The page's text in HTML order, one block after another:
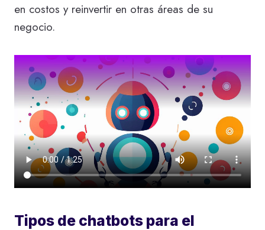
en costos y reinvertir en otras áreas de su
negocio.
Tipos de chatbots para el